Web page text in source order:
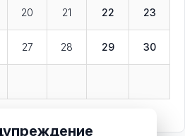
20 21 22 23
27 28 29 30